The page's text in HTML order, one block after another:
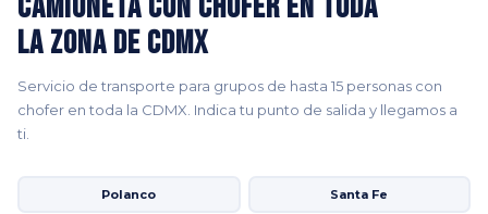
Camioneta con Chofer en Toda
la Zona de CDMX
Servicio de transporte para grupos de hasta 15 personas con
chofer en toda la CDMX. Indica tu punto de salida y llegamos a
ti.
Polanco Santa Fe